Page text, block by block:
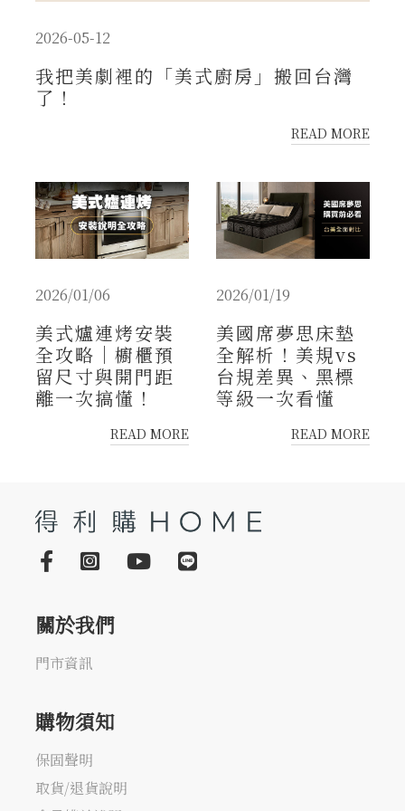
2026-05-12
我把美劇裡的「美式廚房」搬回台灣
了！
READ MORE
2026/01/06
美式爐連烤安裝
全攻略｜櫥櫃預
留尺寸與開門距
離一次搞懂！
READ MORE
2026/01/19
美國席夢思床墊
全解析！美規vs
台規差異、黑標
等級一次看懂
READ MORE
關於我們
門市資訊
購物須知
保固聲明
取貨/退貨說明